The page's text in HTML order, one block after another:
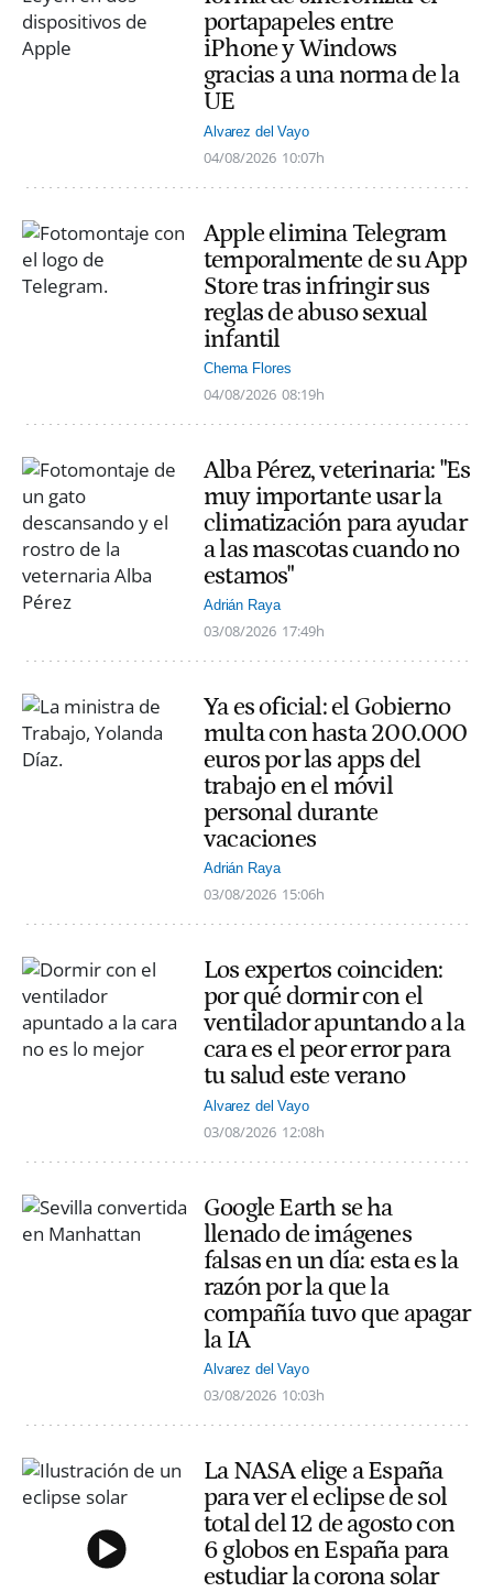
portapapeles entre
iPhone y Windows
gracias a una norma de la
UE
Alvarez del Vayo
04/08/2026 10:07h
Apple elimina Telegram
temporalmente de su App
Store tras infringir sus
reglas de abuso sexual
infantil
Chema Flores
04/08/2026 08:19h
Alba Pérez, veterinaria: "Es
muy importante usar la
climatización para ayudar
a las mascotas cuando no
estamos"
Adrián Raya
03/08/2026 17:49h
Ya es oficial: el Gobierno
multa con hasta 200.000
euros por las apps del
trabajo en el móvil
personal durante
vacaciones
Adrián Raya
03/08/2026 15:06h
Los expertos coinciden:
por qué dormir con el
ventilador apuntando a la
cara es el peor error para
tu salud este verano
Alvarez del Vayo
03/08/2026 12:08h
Google Earth se ha
llenado de imágenes
falsas en un día: esta es la
razón por la que la
compañía tuvo que apagar
la IA
Alvarez del Vayo
03/08/2026 10:03h
La NASA elige a España
para ver el eclipse de sol
total del 12 de agosto con
6 globos en España para
estudiar la corona solar